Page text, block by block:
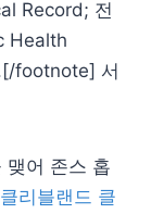
Record; 전
Health
footnote] 서
맺어 존스 홉
클리블랜드 클